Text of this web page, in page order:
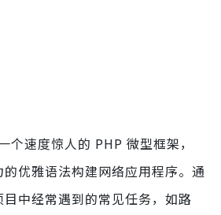
速度惊人的 PHP 微型框架，
优雅语法构建网络应用程序。通
中经常遇到的常见任务，如路